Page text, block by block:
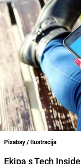
Pixabay / Ilustracija
Ekipa s Tech